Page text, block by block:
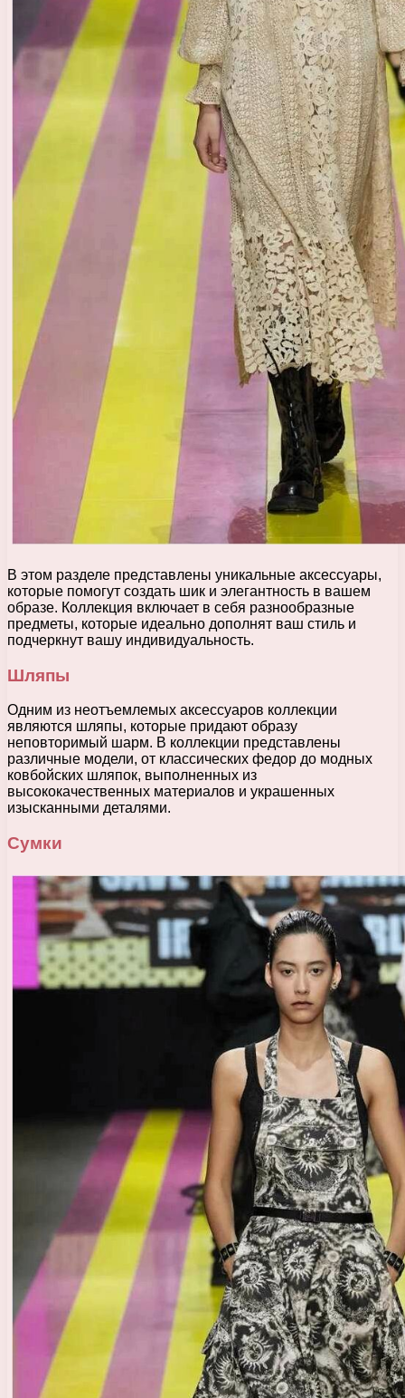
В этом разделе представлены уникальные аксессуары,
которые помогут создать шик и элегантность в вашем
образе. Коллекция включает в себя разнообразные
предметы, которые идеально дополнят ваш стиль и
подчеркнут вашу индивидуальность.
Шляпы
Одним из неотъемлемых аксессуаров коллекции
являются шляпы, которые придают образу
неповторимый шарм. В коллекции представлены
различные модели, от классических федор до модных
ковбойских шляпок, выполненных из
высококачественных материалов и украшенных
изысканными деталями.
Сумки